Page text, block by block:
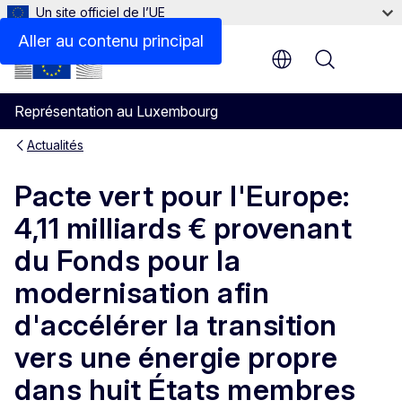
Aller au contenu principal
Un site officiel de l’UE
Représentation au Luxembourg
Menu
Actualités
Pacte vert pour l'Europe:
4,11 milliards € provenant
du Fonds pour la
modernisation afin
d'accélérer la transition
vers une énergie propre
dans huit États membres